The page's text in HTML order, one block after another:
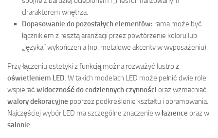
charakterem wnętrza.
Dopasowanie do pozostałych elementów: rama może być
łącznikiem z resztą aranżacji przez powtórzenie koloru lub
„języka” wykończenia (np. metalowe akcenty w wyposażeniu).
Przy łączeniu estetyki z funkcją można rozważyć lustro z
oświetleniem LED. W takich modelach LED może pełnić dwie role:
wspierać widoczność do codziennych czynności oraz wzmacniać
walory dekoracyjne poprzez podkreślenie kształtu i obramowania.
Najczęściej wybór LED ma szczególne znaczenie włazience oraz w
salonie.